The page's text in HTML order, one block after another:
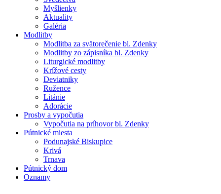
Myšlienky
Aktuality
Galéria
Modlitby
Modlitba za svätorečenie bl. Zdenky
Modlitby zo zápisníka bl. Zdenky
Liturgické modlitby
Krížové cesty
Deviatniky
Ružence
Litánie
Adorácie
Prosby a vypočutia
Vypočutia na príhovor bl. Zdenky
Pútnické miesta
Podunajské Biskupice
Krivá
Trnava
Pútnický dom
Oznamy